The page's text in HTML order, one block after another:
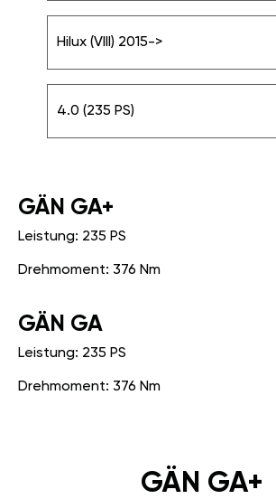
Hilux (VIII) 2015->
4.0 (235 PS)
GÄN GA+
Leistung: 235 PS
Drehmoment: 376 Nm
GÄN GA
Leistung: 235 PS
Drehmoment: 376 Nm
GÄN GA+